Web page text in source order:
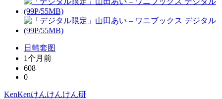
日韩套图
1个月前
608
0
KenKenけんけんけん研